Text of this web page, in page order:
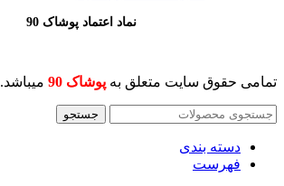
نماد اعتماد پوشاک 90
تمامی حقوق سایت متعلق به پوشاک 90 میباشد.
جستجو
دسته بندی
فهرست